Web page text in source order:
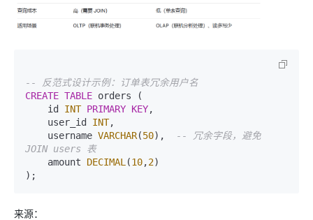
-- 反范式设计示例：订单表冗余用户名
CREATE TABLE orders (
    id
INT PRIMARY KEY,
    user_id
INT,
    username
VARCHAR(50),
-- 冗余字段，避免
JOIN users 表
    amount
DECIMAL (10,2)
来源：